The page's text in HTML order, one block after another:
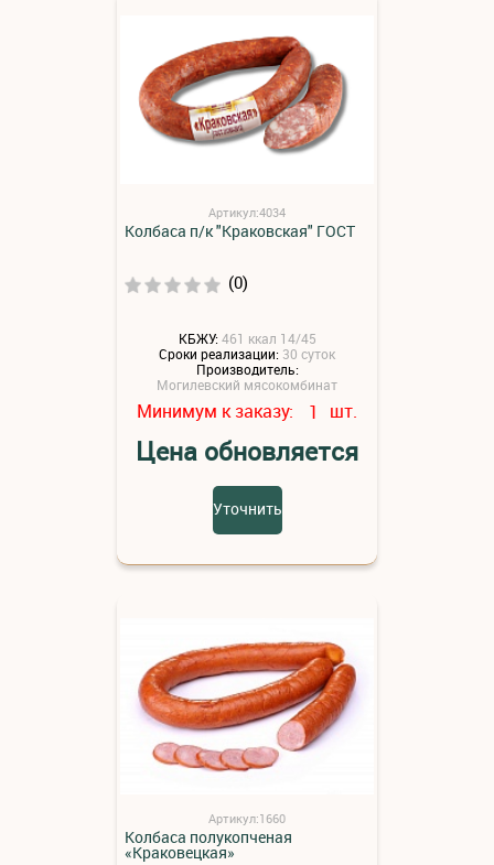
Артикул:4034
Колбаса п/к "Краковская" ГОСТ
(0)
КБЖУ: 461 ккал 14/45
Сроки реализации: 30 суток
Производитель:
Могилевский мясокомбинат
Минимум к заказу: 1 шт.
Цена обновляется
Уточнить
Артикул:1660
Колбаса полукопченая
«Краковецкая»